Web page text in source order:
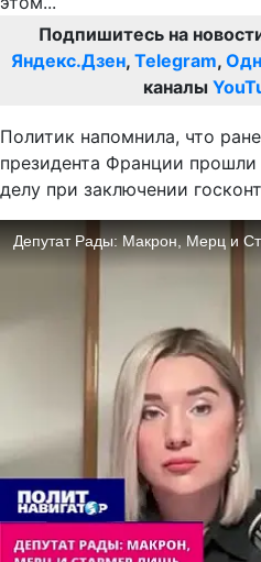
Подпишитесь на
Яндекс.Дзен, Telegram,
каналы
Политик напомнила, что
президента Франции
делу при заключении